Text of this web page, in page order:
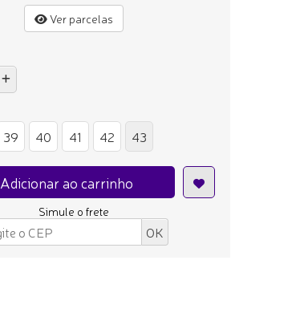
Ver parcelas
39 40 41 42 43
Adicionar ao carrinho
Simule o frete